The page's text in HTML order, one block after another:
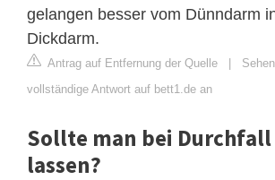
gelangen besser vom Dünndarm
Dickdarm.
Antrag auf Entfernung der Quelle |
vollständige Antwort auf bett1.de an
Sollte man bei Durchfall
lassen?